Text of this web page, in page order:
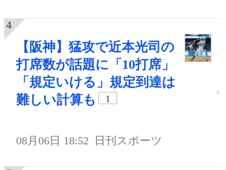
【阪神】猛攻で近本光司の
打席数が話題に「10打席」
「規定いける」規定到達は
難しい計算も
1
08月06日 18:52 日刊スポーツ